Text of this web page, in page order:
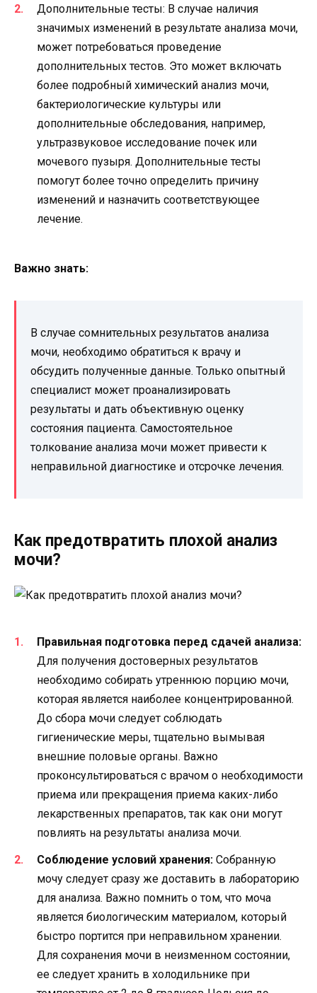
Дополнительные тесты: В случае наличия
значимых изменений в результате анализа мочи,
может потребоваться проведение
дополнительных тестов. Это может включать
более подробный химический анализ мочи,
бактериологические культуры или
дополнительные обследования, например,
ультразвуковое исследование почек или
мочевого пузыря. Дополнительные тесты
помогут более точно определить причину
изменений и назначить соответствующее
лечение.
Важно знать:
В случае сомнительных результатов анализа
мочи, необходимо обратиться к врачу и
обсудить полученные данные. Только опытный
специалист может проанализировать
результаты и дать объективную оценку
состояния пациента. Самостоятельное
толкование анализа мочи может привести к
неправильной диагностике и отсрочке лечения.
Как предотвратить плохой анализ
мочи?
Правильная подготовка перед сдачей анализа:
Для получения достоверных результатов
необходимо собирать утреннюю порцию мочи,
которая является наиболее концентрированной.
До сбора мочи следует соблюдать
гигиенические меры, тщательно вымывая
внешние половые органы. Важно
проконсультироваться с врачом о необходимости
приема или прекращения приема каких-либо
лекарственных препаратов, так как они могут
повлиять на результаты анализа мочи.
Соблюдение условий хранения: Собранную
мочу следует сразу же доставить в лабораторию
для анализа. Важно помнить о том, что моча
является биологическим материалом, который
быстро портится при неправильном хранении.
Для сохранения мочи в неизменном состоянии,
ее следует хранить в холодильнике при